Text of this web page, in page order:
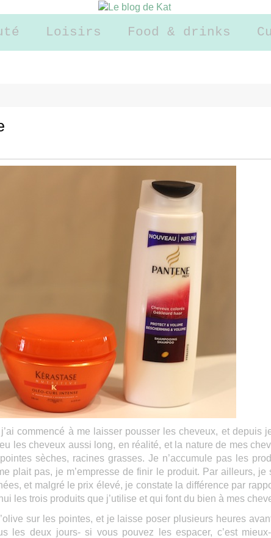
Loisirs Food & drinks
j’ai commencé à me laisser pousser les cheveux, et depuis
les cheveux aussi long, en réalité, et la nature de mes
sèches, racines grasses. Je n’accumule pas les
plait pas, je m’empresse de finir le produit. Par ailleurs, je
et malgré le prix élevé, je constate la différence par
les trois produits que j’utilise et qui font du bien à mes
sur les pointes, et je laisse poser plusieurs heures
les deux jours- si vous pouvez les espacer, c’est